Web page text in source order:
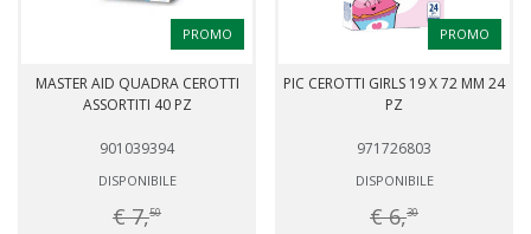
PROMO
MASTER AID QUADRA CEROTTI
ASSORTITI 40 PZ
901039394
DISPONIBILE
€ 7,50
PROMO
PIC CEROTTI GIRLS 19 X 72 MM 24
PZ
971726803
DISPONIBILE
€ 6,30